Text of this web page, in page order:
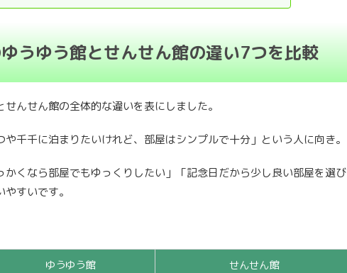
うゆう館とせんせん館の違い7つを比較
んせん館の全体的な違いを表にしました。
千千に泊まりたいけれど、部屋はシンプルで十分」という人に向き。
かくなら部屋でもゆっくりしたい」「記念日だから少し良い部屋を選び
すいです。
ゆうゆう館 せんせん館